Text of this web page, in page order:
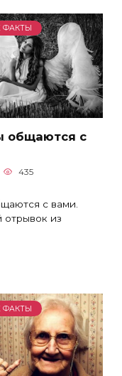
ФАКТЫ
общаются с
435
с вами.
из
ФАКТЫ